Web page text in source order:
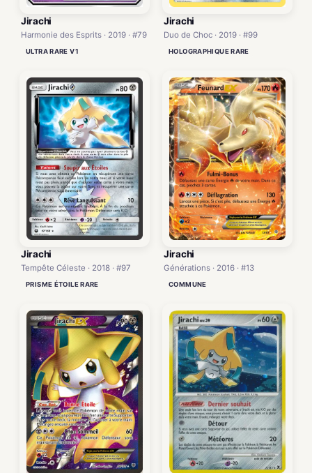
Jirachi
Harmonie des Esprits · 2019 · #79
ULTRA RARE V1
Jirachi
Duo de Choc · 2019 · #99
HOLOGRAPHIQUE RARE
Jirachi
Tempête Céleste · 2018 · #97
PRISME ÉTOILE RARE
Jirachi
Générations · 2016 · #13
COMMUNE